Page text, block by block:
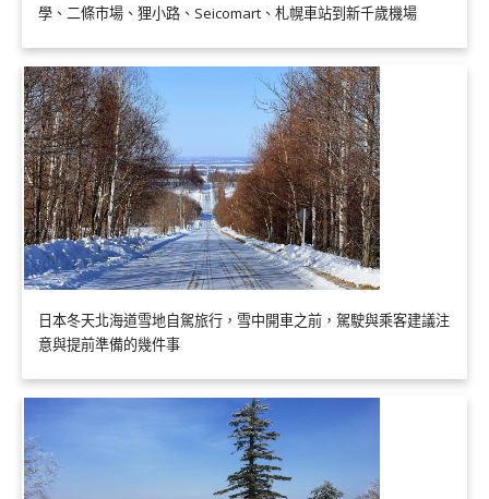
學、二條市場、狸小路、Seicomart、札幌車站到新千歲機場
日本冬天北海道雪地自駕旅行，雪中開車之前，駕駛與乘客建議注
意與提前準備的幾件事